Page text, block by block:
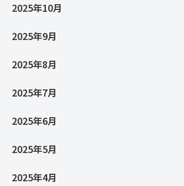
2025年10月
2025年9月
2025年8月
2025年7月
2025年6月
2025年5月
2025年4月